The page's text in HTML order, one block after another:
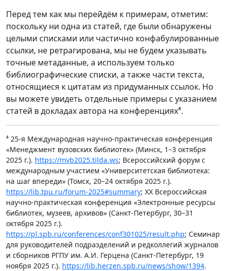
Перед тем как мы перейдём к примерам, отметим:
поскольку ни одна из статей, где были обнаружены
целыми списками или частично конфабулированные
ссылки, не ретрагирована, мы не будем указывать
точные метаданные, а используем только
библиографические списки, а также части текста,
относящиеся к цитатам из придуманных ссылок. Но
вы можете увидеть отдельные примеры с указанием
статей в докладах автора на конференциях⁴.
⁴ 25-я Международная научно-практическая конференция
«Менеджмент вузовских библиотек» (Минск, 1–3 октября
2025 г.). https://mvb2025.tilda.ws; Всероссийский форум с
международным участием «Университетская библиотека:
на шаг впереди» (Томск, 20–24 октября 2025 г.).
https://lib.tpu.ru/forum-2025#summary; XX Всероссийская
научно-практическая конференция «Электронные ресурсы
библиотек, музеев, архивов» (Санкт-Петербург, 30–31
октября 2025 г.).
https://pl.spb.ru/conferences/conf301025/result.php; Семинар
для руководителей подразделений и редколлегий журналов
и сборников РГПУ им. А.И. Герцена (Санкт-Петербург, 19
ноября 2025 г.). https://lib.herzen.spb.ru/news/show/1394.